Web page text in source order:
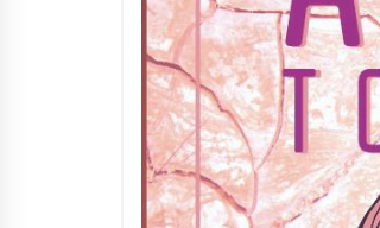
Arrosaren
Mila esker
2021/11/11
Segura
urteez
2021/07/22